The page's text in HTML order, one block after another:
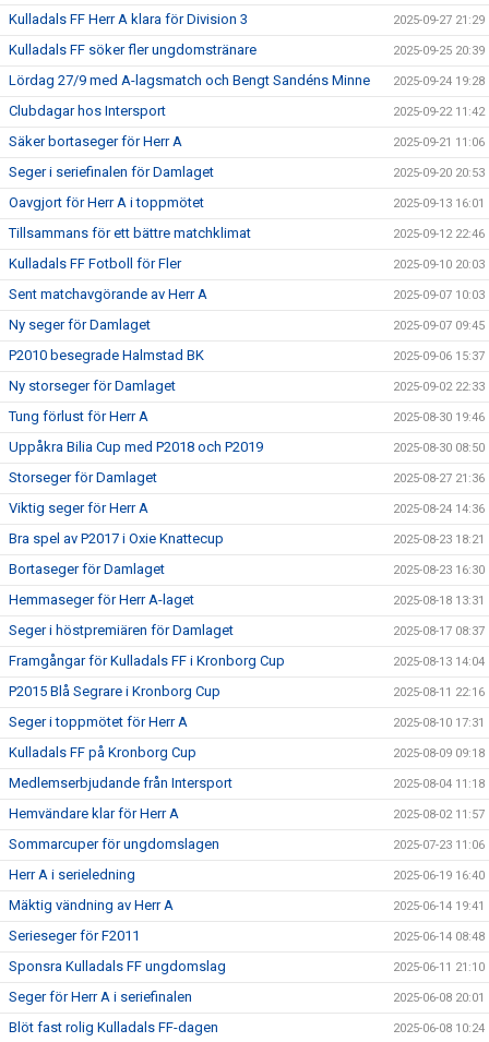
Kulladals FF Herr A klara för Division 3 2025-09-27 21:29
Kulladals FF söker fler ungdomstränare 2025-09-25 20:39
Lördag 27/9 med A-lagsmatch och Bengt Sandéns Minne 2025-09-24 19:28
Clubdagar hos Intersport 2025-09-22 11:42
Säker bortaseger för Herr A 2025-09-21 11:06
Seger i seriefinalen för Damlaget 2025-09-20 20:53
Oavgjort för Herr A i toppmötet 2025-09-13 16:01
Tillsammans för ett bättre matchklimat 2025-09-12 22:46
Kulladals FF Fotboll för Fler 2025-09-10 20:03
Sent matchavgörande av Herr A 2025-09-07 10:03
Ny seger för Damlaget 2025-09-07 09:45
P2010 besegrade Halmstad BK 2025-09-06 15:37
Ny storseger för Damlaget 2025-09-02 22:33
Tung förlust för Herr A 2025-08-30 19:46
Uppåkra Bilia Cup med P2018 och P2019 2025-08-30 08:50
Storseger för Damlaget 2025-08-27 21:36
Viktig seger för Herr A 2025-08-24 14:36
Bra spel av P2017 i Oxie Knattecup 2025-08-23 18:21
Bortaseger för Damlaget 2025-08-23 16:30
Hemmaseger för Herr A-laget 2025-08-18 13:31
Seger i höstpremiären för Damlaget 2025-08-17 08:37
Framgångar för Kulladals FF i Kronborg Cup 2025-08-13 14:04
P2015 Blå Segrare i Kronborg Cup 2025-08-11 22:16
Seger i toppmötet för Herr A 2025-08-10 17:31
Kulladals FF på Kronborg Cup 2025-08-09 09:18
Medlemserbjudande från Intersport 2025-08-04 11:18
Hemvändare klar för Herr A 2025-08-02 11:57
Sommarcuper för ungdomslagen 2025-07-23 11:06
Herr A i serieledning 2025-06-19 16:40
Mäktig vändning av Herr A 2025-06-14 19:41
Serieseger för F2011 2025-06-14 08:48
Sponsra Kulladals FF ungdomslag 2025-06-11 21:10
Seger för Herr A i seriefinalen 2025-06-08 20:01
Blöt fast rolig Kulladals FF-dagen 2025-06-08 10:24